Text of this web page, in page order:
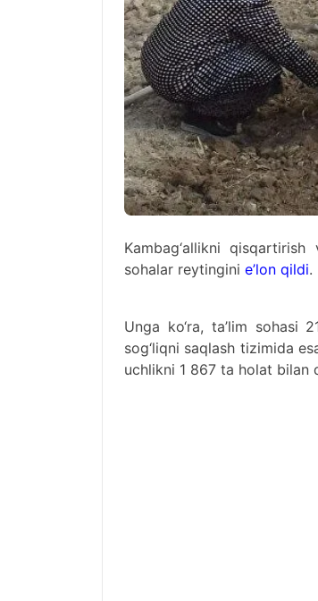
Kambag‘allikni
sohalar reytingini e’lon qildi.
Unga ko‘ra, ta’lim sohasi
sog‘liqni saqlash tizimida
uchlikni 1 867 ta holat bilan